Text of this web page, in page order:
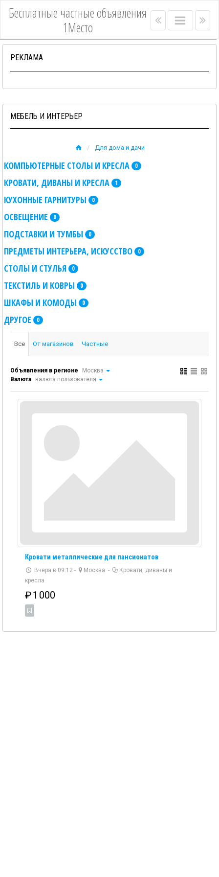
Бесплатные частные объявления
1Место
Left
bar
Main
menu
Right
menu
bar
РЕКЛАМА
МЕБЕЛЬ И ИНТЕРЬЕР
Для дома и дачи
КОМПЬЮТЕРНЫЕ СТОЛЫ И КРЕСЛА 0
КРОВАТИ, ДИВАНЫ И КРЕСЛА 1
КУХОННЫЕ ГАРНИТУРЫ 0
ОСВЕЩЕНИЕ 0
ПОДСТАВКИ И ТУМБЫ 0
ПРЕДМЕТЫ ИНТЕРЬЕРА, ИСКУССТВО 0
СТОЛЫ И СТУЛЬЯ 0
ТЕКСТИЛЬ И КОВРЫ 0
ШКАФЫ И КОМОДЫ 0
ДРУГОЕ 0
Все От магазинов Частные
Объявления в регионе
Москва
Валюта
валюта пользователя
Кровати металлические для пансионатов
Вчера в 09:12 - Москва -
Кровати, диваны и
кресла
₽1 000